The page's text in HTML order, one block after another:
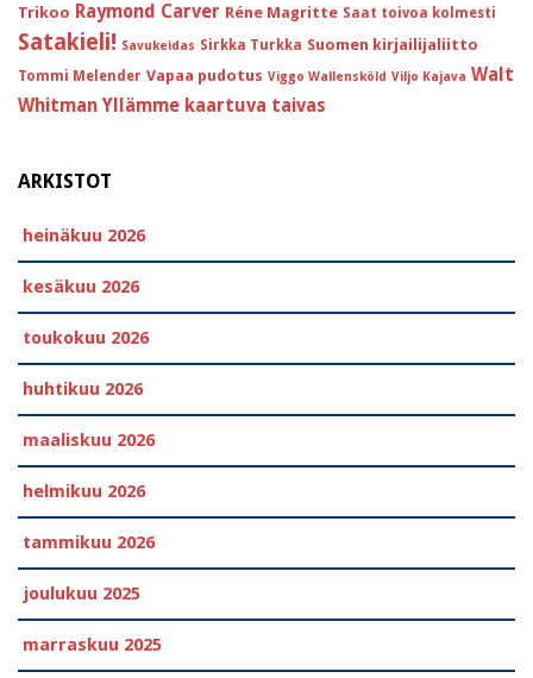
Trikoo Raymond Carver Réne Magritte Saat toivoa kolmesti
Satakieli! Savukeidas Sirkka Turkka Suomen kirjailijaliitto
Tommi Melender Vapaa pudotus Viggo Wallensköld Viljo Kajava Walt
Whitman Yllämme kaartuva taivas
ARKISTOT
heinäkuu 2026
kesäkuu 2026
toukokuu 2026
huhtikuu 2026
maaliskuu 2026
helmikuu 2026
tammikuu 2026
joulukuu 2025
marraskuu 2025